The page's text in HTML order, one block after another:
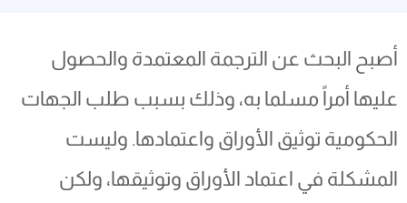
أصبح البحث عن الترجمة المعتمدة والحصول
عليها أمراً مسلما به، وذلك بسبب طلب الجهات
الحكومية توثيق الأوراق واعتمادها. وليست
المشكلة في اعتماد الأوراق وتوثيقها، ولكن